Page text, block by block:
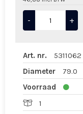
- +
Art. nr.
5311062
Diameter
79.0
Voorraad
1